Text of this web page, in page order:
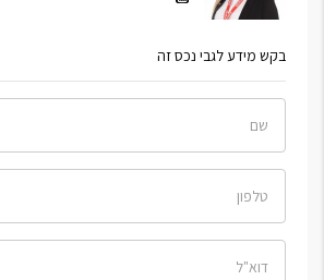
בקש מידע לגבי נכס זה